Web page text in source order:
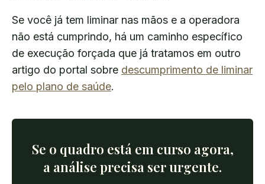
Se você já tem liminar nas mãos e a operadora
não está cumprindo, há um caminho específico
de execução forçada que já tratamos em outro
artigo do portal sobre descumprimento de liminar
pelo plano de saúde.
Se o quadro está em curso agora,
a análise precisa ser urgente.